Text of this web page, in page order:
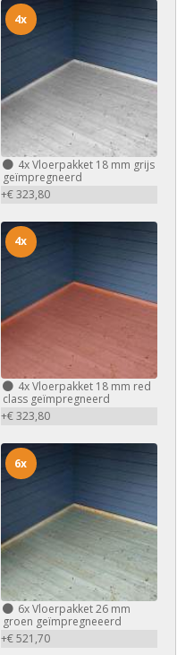
4xVloerpakket 18 mm grijs
geïmpregneerd
+€ 323,80
4x
4xVloerpakket 18 mm red
class geïmpregneerd
+€ 323,80
4x
6xVloerpakket 26 mm
groen geïmpregneeerd
+€ 521,70
6x